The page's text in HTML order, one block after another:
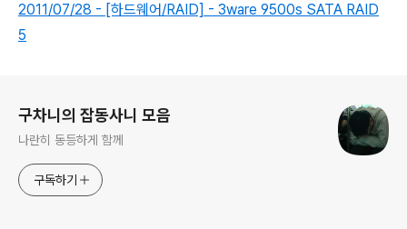
2011/07/28 - [하드웨어/RAID] - 3ware 9500s SATA RAID
5
구차니의 잡동사니 모음
나란히 동등하게 함께
구독하기